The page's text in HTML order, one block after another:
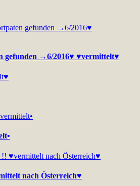
gefunden →6/2016♥ ♥vermittelt♥
nach Österreich♥